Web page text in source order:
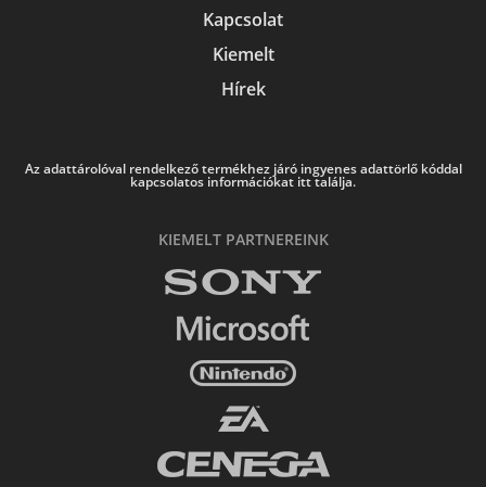
Kapcsolat
Kiemelt
Hírek
Az adattárolóval rendelkező termékhez járó ingyenes adattörlő kóddal
kapcsolatos információkat itt találja.
KIEMELT PARTNEREINK